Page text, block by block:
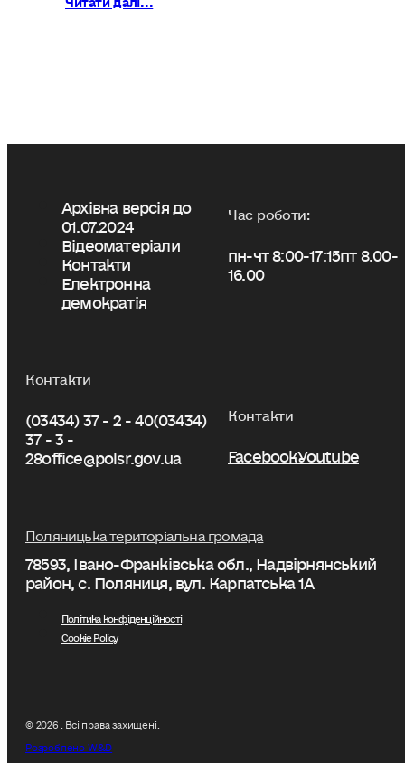
Архівна версія до
01.07.2024
Відеоматеріали
Контакти
Електронна
демократія
Час роботи:
пн-чт 8:00-17:15пт 8.00-
16.00
Контакти
(03434) 37 - 2 - 40(03434)
37 - 3 -
28office@polsr.gov.ua
Контакти
FacebookYoutube
Поляницька територіальна громада
78593, Івано-Франківська обл., Надвірнянський
район, с. Поляниця, вул. Карпатська 1А
Політика конфіденційності
Cookie Policy
© 2026 . Всі права захищені.
Розроблено W&D